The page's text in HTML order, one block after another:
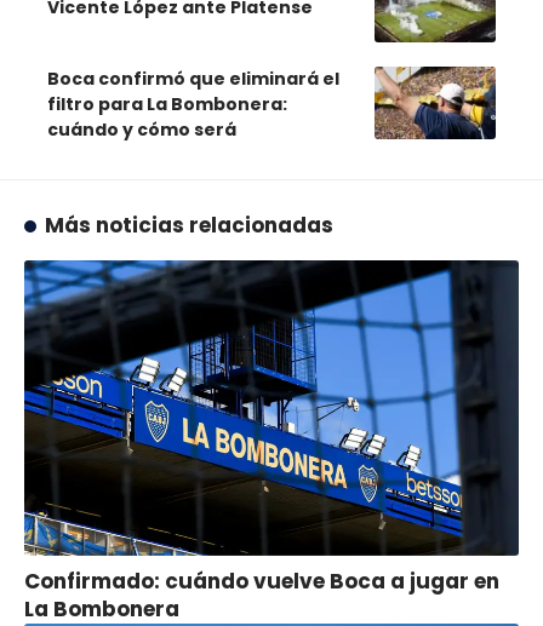
Vicente López ante Platense
Boca confirmó que eliminará el
filtro para La Bombonera:
cuándo y cómo será
Más noticias relacionadas
Confirmado: cuándo vuelve Boca a jugar en
La Bombonera